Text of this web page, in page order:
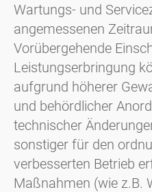
Wartungs- und
angemessenen
Vorübergehende
Leistungserbringung
aufgrund höherer
und behördlicher
technischer
sonstiger für den
verbesserten Betrieb
Maßnahmen (wie z.B.